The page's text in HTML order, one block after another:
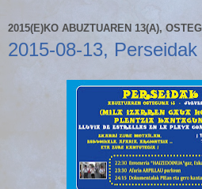
2015(E)KO ABUZTUAREN 13(A),
2015-08-13, Perseidak